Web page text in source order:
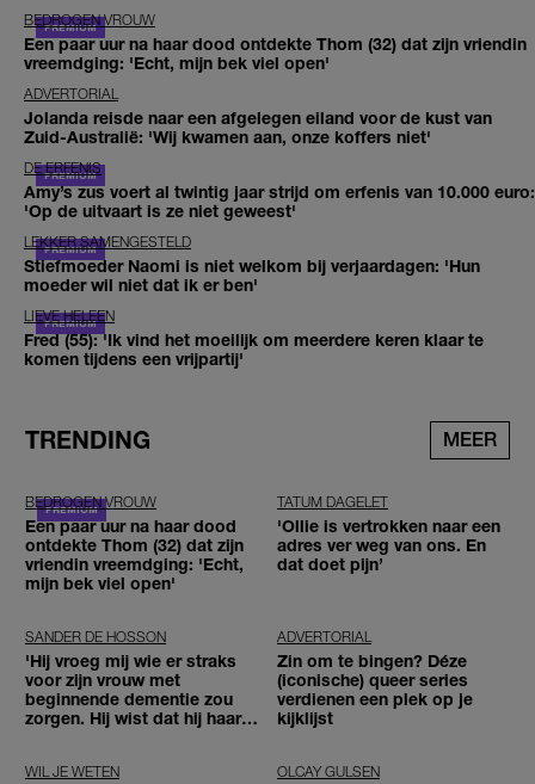
BEDROGEN VROUW
Een paar uur na haar dood ontdekte Thom (32) dat zijn vriendin
vreemdging: 'Echt, mijn bek viel open'
ADVERTORIAL
Jolanda reisde naar een afgelegen eiland voor de kust van
Zuid-Australië: 'Wij kwamen aan, onze koffers niet'
DE ERFENIS
Amy’s zus voert al twintig jaar strijd om erfenis van 10.000 euro:
'Op de uitvaart is ze niet geweest'
LEKKER SAMENGESTELD
Stiefmoeder Naomi is niet welkom bij verjaardagen: 'Hun
moeder wil niet dat ik er ben'
LIEVE HELEEN
Fred (55): 'Ik vind het moeilijk om meerdere keren klaar te
komen tijdens een vrijpartij'
TRENDING MEER
BEDROGEN VROUW
Een paar uur na haar dood
ontdekte Thom (32) dat zijn
vriendin vreemdging: 'Echt,
mijn bek viel open'
TATUM DAGELET
'Ollie is vertrokken naar een
adres ver weg van ons. En
dat doet pijn’
SANDER DE HOSSON
'Hij vroeg mij wie er straks
voor zijn vrouw met
beginnende dementie zou
zorgen. Hij wist dat hij haar
ADVERTORIAL
Zin om te bingen? Déze
(iconische) queer series
verdienen een plek op je
kijklijst
WIL JE WETEN OLCAY GULSEN